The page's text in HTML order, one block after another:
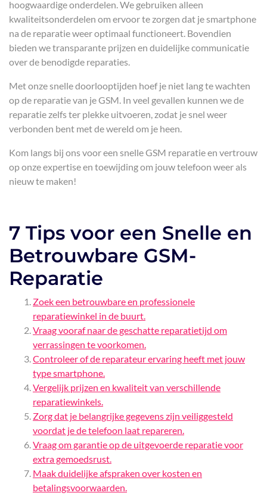
hoogwaardige onderdelen. We gebruiken alleen
kwaliteitsonderdelen om ervoor te zorgen dat je smartphone
na de reparatie weer optimaal functioneert. Bovendien
bieden we transparante prijzen en duidelijke communicatie
over de benodigde reparaties.
Met onze snelle doorlooptijden hoef je niet lang te wachten
op de reparatie van je GSM. In veel gevallen kunnen we de
reparatie zelfs ter plekke uitvoeren, zodat je snel weer
verbonden bent met de wereld om je heen.
Kom langs bij ons voor een snelle GSM reparatie en vertrouw
op onze expertise en toewijding om jouw telefoon weer als
nieuw te maken!
7 Tips voor een Snelle en
Betrouwbare GSM-
Reparatie
Zoek een betrouwbare en professionele
reparatiewinkel in de buurt.
Vraag vooraf naar de geschatte reparatietijd om
verrassingen te voorkomen.
Controleer of de reparateur ervaring heeft met jouw
type smartphone.
Vergelijk prijzen en kwaliteit van verschillende
reparatiewinkels.
Zorg dat je belangrijke gegevens zijn veiliggesteld
voordat je de telefoon laat repareren.
Vraag om garantie op de uitgevoerde reparatie voor
extra gemoedsrust.
Maak duidelijke afspraken over kosten en
betalingsvoorwaarden.